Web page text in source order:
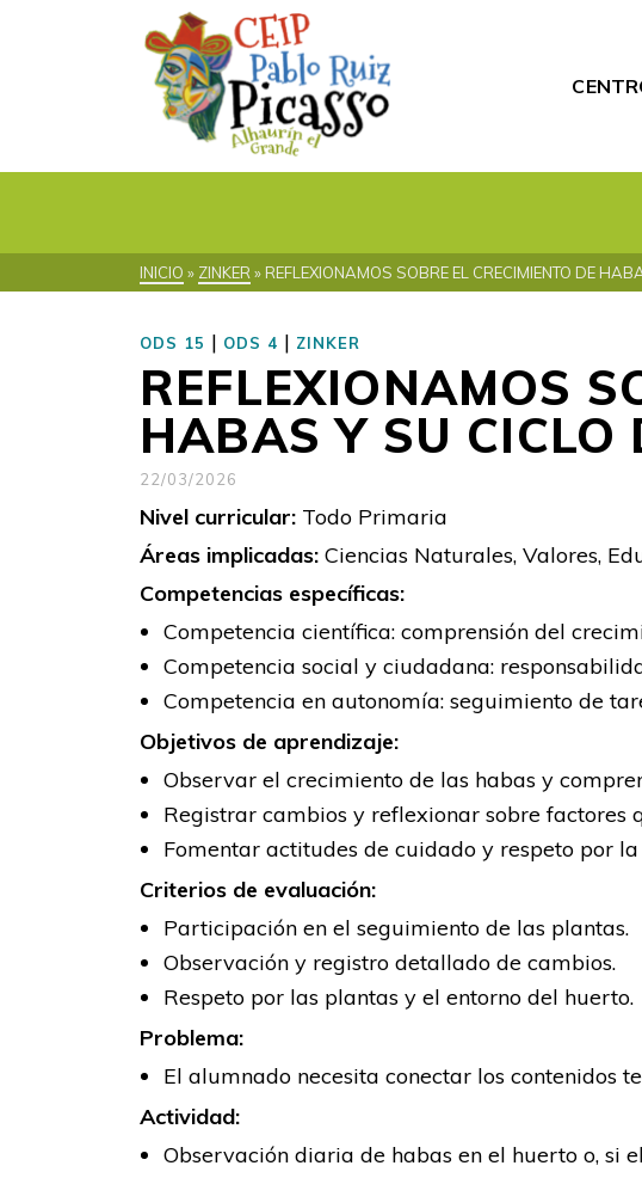
INICIO » ZINKER »REFLEXIONAMOS SOBRE EL CRECIMIENTO DE
ODS 15 | ODS 4 | ZINKER
REFLEXIONAMOS
HABAS Y SU CICLO
22/03/2026
Nivel curricular: Todo Primaria
Áreas implicadas: Ciencias Naturales, Valores,
Competencias específicas:
Competencia científica: comprensión del
Competencia social y ciudadana:
Competencia en autonomía: seguimiento de
Objetivos de aprendizaje:
Observar el crecimiento de las habas y
Registrar cambios y reflexionar sobre factores
Fomentar actitudes de cuidado y respeto por
Criterios de evaluación:
Participación en el seguimiento de las plantas.
Observación y registro detallado de cambios.
Respeto por las plantas y el entorno del huerto.
Problema:
El alumnado necesita conectar los contenidos
Actividad:
Observación diaria de habas en el huerto o, si